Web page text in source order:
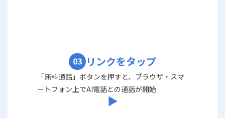
03 リンクをタップ
「無料通話」ボタンを押すと、ブラウザ・スマ
ートフォン上でAI電話との通話が開始